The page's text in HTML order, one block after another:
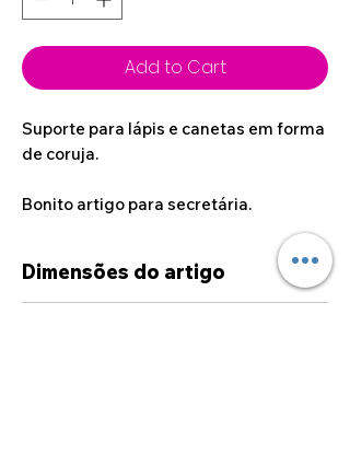
Add to Cart
Suporte para lápis e canetas em forma
de coruja.
Bonito artigo para secretária.
Dimensões do artigo